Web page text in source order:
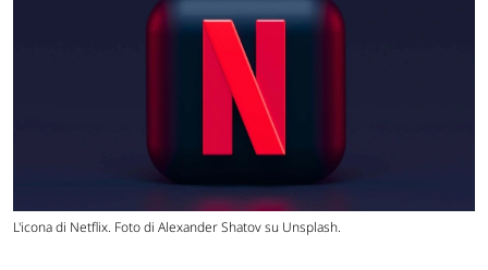
L'icona di Netflix. Foto di Alexander Shatov su Unsplash.